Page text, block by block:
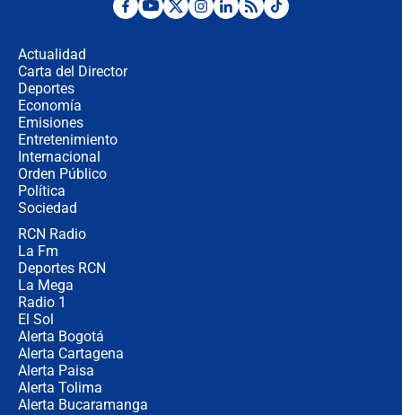
Ministro de Defensa no descarta el
Actualidad
Carta del Director
Deportes
Economía
Emisiones
Entretenimiento
Internacional
Orden Público
Política
Sociedad
RCN Radio
La Fm
Deportes RCN
La Mega
Radio 1
El Sol
Alerta Bogotá
Alerta Cartagena
Alerta Paisa
Alerta Tolima
Alerta Bucaramanga